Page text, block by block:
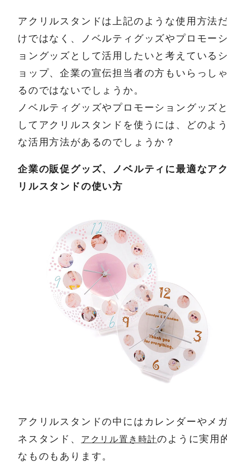
アクリルスタンドは上記のような使用方法
けではなく、ノベルティグッズやプロモー
ョングッズとして活用したいと考えている
ョップ、企業の宣伝担当者の方もいらっし
るのではないでしょうか。
ノベルティグッズやプロモーショングッズ
してアクリルスタンドを使うには、どのよ
な活用方法があるのでしょうか？
企業の販促グッズ、ノベルティに最適なア
リルスタンドの使い方
アクリルスタンドの中にはカレンダーやメ
ネスタンド、
アクリル置き時計のように実用
なものもあります。